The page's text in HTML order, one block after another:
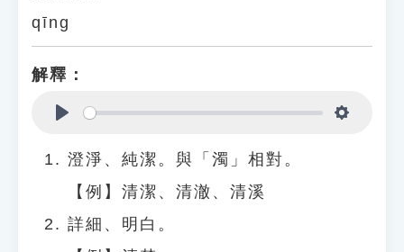
qīng
解釋：
澄淨、純潔。與「濁」相對。
【例】清潔、清澈、清溪
詳細、明白。